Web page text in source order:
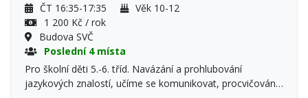
ČT 16:35-17:35
Věk 10-12
1 200 Kč / rok
Budova SVČ
Poslední 4 místa
Pro školní děti 5.-6. tříd. Navázání a prohlubování
jazykových znalostí, učíme se komunikovat, procvičování